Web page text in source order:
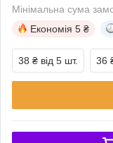
Мінімальна сума
Економія 5 ₴
38 ₴ від 5 шт. 36